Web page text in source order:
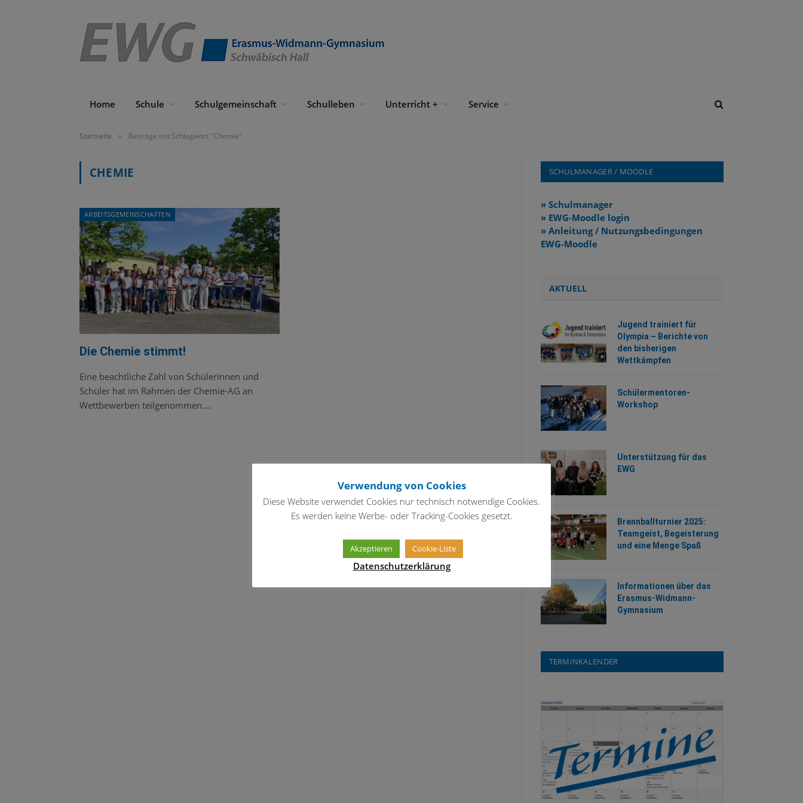
Home Schule Schulgemeinschaft Schulleben Unterricht + Service
Startseite » Beiträge mit Schlagwort "Chemie"
CHEMIE
ARBEITSGEMEINSCHAFTEN
Die Chemie stimmt!
Eine beachtliche Zahl von Schülerinnen und
Schüler hat im Rahmen der Chemie-AG an
Wettbewerben teilgenommen.…
SCHULMANAGER / MOODLE
» Schulmanager
» EWG-Moodle login
» Anleitung / Nutzungsbedingungen
EWG-Moodle
AKTUELL
Jugend trainiert für
Olympia – Berichte von
den bisherigen
Wettkämpfen
Schülermentoren-
Workshop
Unterstützung für das
EWG
Brennballturnier 2025:
Teamgeist, Begeisterung
und eine Menge Spaß
Informationen über das
Erasmus-Widmann-
Gymnasium
TERMINKALENDER
Verwendung von Cookies
Diese Website verwendet Cookies nur technisch notwendige Cookies.
Es werden keine Werbe- oder Tracking-Cookies gesetzt.
Akzeptieren Cookie-Liste
Datenschutzerklärung